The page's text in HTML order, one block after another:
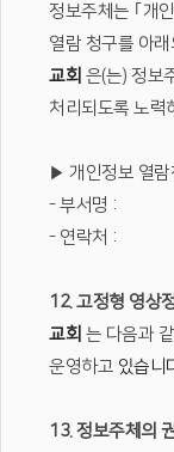
정보주체는 ｢개
열람 청구를 아
교회 은(는) 정보
처리되도록 노력
▶ 개인정보 열
- 부서명 :
- 연락처 :
12. 고정형 영상
교회 는 다음과
운영하고 있습니
13. 정보주체의